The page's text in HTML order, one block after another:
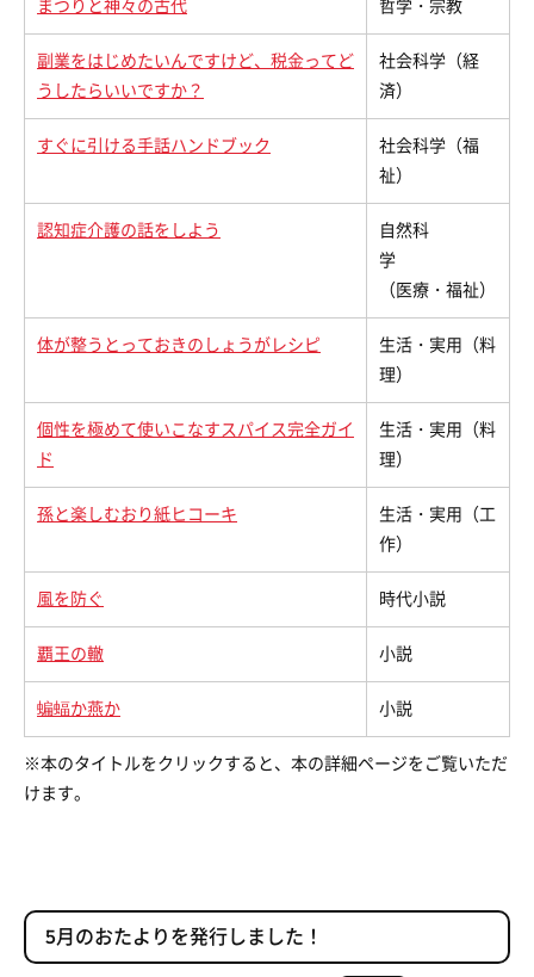
まつりと神々の古代 哲学・宗教
副業をはじめたいんですけど、税金ってど
うしたらいいですか？
社会科学（経
済）
すぐに引ける手話ハンドブック
社会科学（福
祉）
認知症介護の話をしよう
自然科
学
（医療・福祉）
体が整うとっておきのしょうがレシピ
生活・実用（料
理）
個性を極めて使いこなすスパイス完全ガイ
ド
生活・実用（料
理）
孫と楽しむおり紙ヒコーキ
生活・実用（工
作）
風を防ぐ 時代小説
覇王の轍 小説
蝙蝠か燕か 小説
※本のタイトルをクリックすると、本の詳細ページをご覧いただ
けます。
5月のおたよりを発行しました！